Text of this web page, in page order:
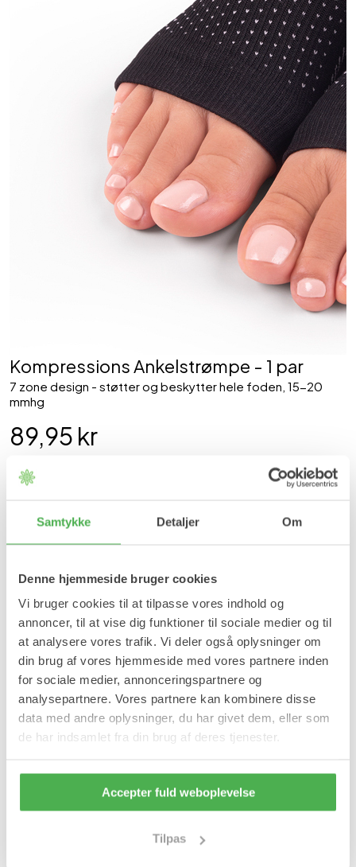
Samtykke Detaljer Om
Denne hjemmeside bruger cookies
Vi bruger cookies til at tilpasse vores indhold og
annoncer, til at vise dig funktioner til sociale medier og til
at analysere vores trafik. Vi deler også oplysninger om
din brug af vores hjemmeside med vores partnere inden
for sociale medier, annonceringspartnere og
analysepartnere. Vores partnere kan kombinere disse
data med andre oplysninger, du har givet dem, eller som
de har indsamlet fra din brug af deres tjenester.
Accepter fuld weboplevelse
Tilpas
Kompressions Ankelstrømpe - 1 par
7 zone design - støtter og beskytter hele foden, 15-20
mmhg
89,95 kr
Læg i kurv
På lager
Forventet leveringstid:1-2 hverdage
Produktinformation
og senespændinger.